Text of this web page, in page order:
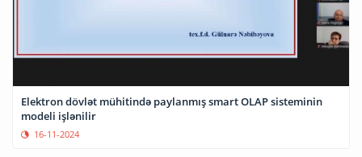
Elektron dövlət mühitində paylanmış smart OLAP sisteminin
modeli işlənilir
16-11-2024